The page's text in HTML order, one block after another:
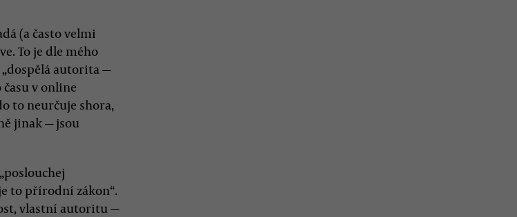
(a často velmi
To je dle mého
autorita —
v online
to neurčuje shora,
jinak — jsou
to přírodní zákon“.
vlastní autoritu —